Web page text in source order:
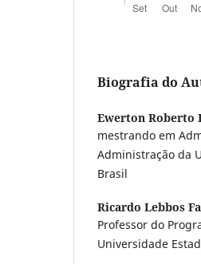
Biografia do
Ewerton Roberto
mestrando em
Administração da
Brasil
Ricardo Lebbos
Professor do
Universidade